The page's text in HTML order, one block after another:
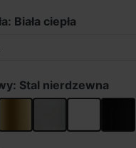
Biała ciepła
Stal nierdzewna
Stare złotoAluminium
Biały Czarny